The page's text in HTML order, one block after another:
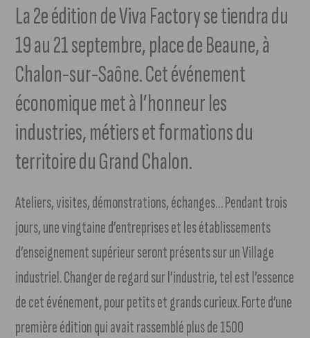
La 2e édition de Viva Factory se tiendra du
19 au 21 septembre, place de Beaune, à
Chalon-sur-Saône. Cet événement
économique met à l’honneur les
industries, métiers et formations du
territoire du Grand Chalon.
Ateliers, visites, démonstrations, échanges… Pendant trois
jours, une vingtaine d’entreprises et les établissements
d’enseignement supérieur seront présents sur un Village
industriel. Changer de regard sur l’industrie, tel est l’essence
de cet événement, pour petits et grands curieux. Forte d’une
première édition qui avait rassemblé plus de 1500